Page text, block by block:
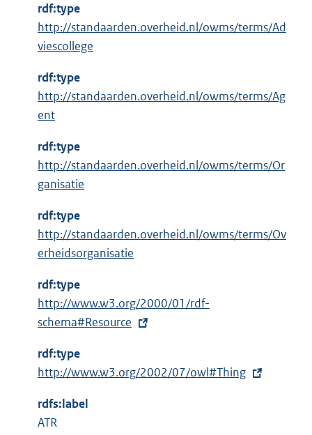
t
e
r
e
n
k
:
rdf:type
http://standaarden.overheid.nl/owms/terms/Ad
viescollege
rdf:type
http://standaarden.overheid.nl/owms/terms/Ag
ent
rdf:type
http://standaarden.overheid.nl/owms/terms/Or
ganisatie
rdf:type
http://standaarden.overheid.nl/owms/terms/Ov
erheidsorganisatie
rdf:type
E
x
e
r
e
http://www.w3.org/2000/01/rdf-
schema#Resource
rdf:type
E
t
e
http://www.w3.org/2002/07/owl#Thing
rdfs:label
ATR